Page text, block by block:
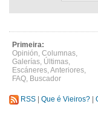
Primeira:
Opinión, Columnas,
Galerías, Últimas,
Escáneres,Anteriores,
FAQ, Buscador
RSS Que é Vieiros?